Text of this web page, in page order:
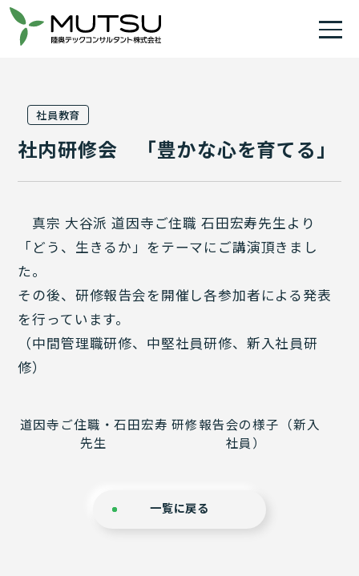
社員教育
社内研修会 「豊かな心を育てる」
真宗 大谷派 道因寺ご住職 石田宏寿先生より
「どう、生きるか」をテーマにご講演頂きまし
た。
その後、研修報告会を開催し各参加者による発表
を行っています。
（中間管理職研修、中堅社員研修、新入社員研
修）
道因寺ご住職・石田宏寿
先生
研修報告会の様子（新入
社員）
一覧に戻る